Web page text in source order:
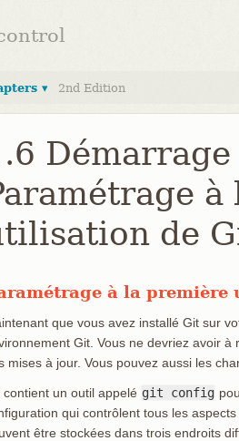
▾ 2nd Edition
de
à la
que vous avez installé Git sur
Git. Vous ne devriez avoir à
mises à jour. Vous pouvez aussi les
contient un outil appelé git config
qui contrôlent tous les
être stockées dans trois endroits